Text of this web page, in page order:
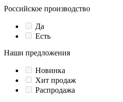
Российское производство
Да
Есть
Наши предложения
Новинка
Хит продаж
Распродажа